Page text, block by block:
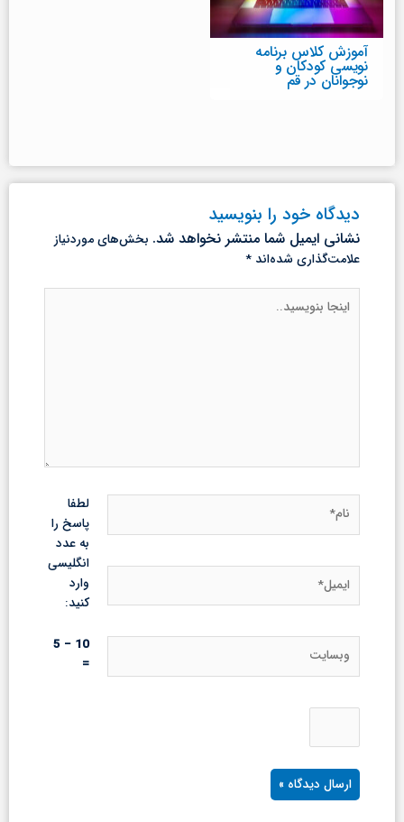
آموزش کلاس برنامه
نویسی کودکان و
نوجوانان در قم
دیدگاه‌ خود را بنویسید
نشانی ایمیل شما منتشر نخواهد شد. بخش‌های موردنیاز
علامت‌گذاری شده‌اند *
بنویسید..
نام*
لطفا
پاسخ را
به عدد
انگلیسی
وارد
کنید:
10 − 5
=